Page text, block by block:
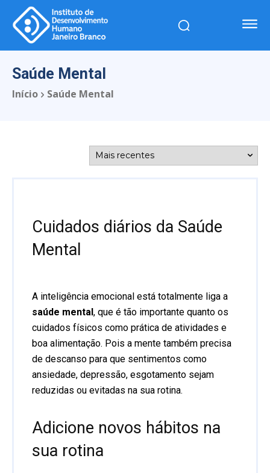
Saúde Mental
Início Saúde Mental
Cuidados diários da Saúde
Mental
A inteligência emocional está totalmente liga a
saúde mental, que é tão importante quanto os
cuidados físicos como prática de atividades e
boa alimentação. Pois a mente também precisa
de descanso para que sentimentos como
ansiedade, depressão, esgotamento sejam
reduzidas ou evitadas na sua rotina.
Adicione novos hábitos na
sua rotina